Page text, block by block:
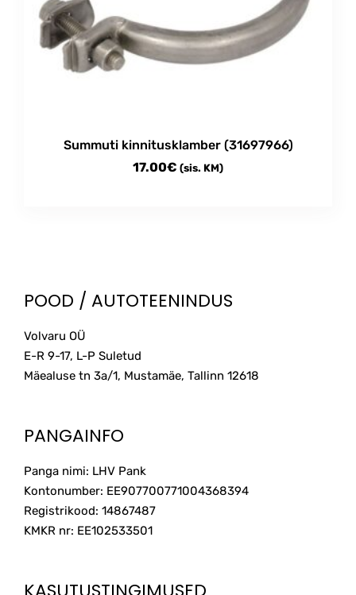
Summuti kinnitusklamber (31697966)
17.00€ (sis. KM)
POOD / AUTOTEENINDUS
Volvaru OÜ
E-R 9-17, L-P Suletud
Mäealuse tn 3a/1, Mustamäe, Tallinn 12618
PANGAINFO
Panga nimi: LHV Pank
Kontonumber: EE907700771004368394
Registrikood: 14867487
KMKR nr: EE102533501